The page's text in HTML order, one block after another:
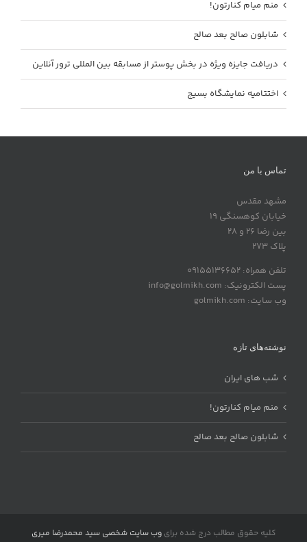
منم میام کنارتون!
شابلون صالح بعد صالح
دریافت جایزه ویژه در بخش پوستر از مسابقه بین المللی ترور آنلاین
اختتامیه نمایشگاه بسیج
تماس با من
مشهد مقدس
خیابان کوهسنگی 19
بین رضا 26 و 28
پلاک 273
تلفن همراه: 09155136652
پست الکترونیک: info@golmikh.com
وب سایت: golmikh.com
نوشته‌های تازه
شب های ایران
منم میام کنارتون!
شابلون صالح بعد صالح
کلیه حقوق مطالب درج شده برایوب سایت شخصی سید محمدرضا میری